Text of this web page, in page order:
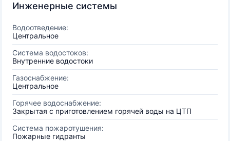
Инженерные системы
Водоотведение:
Центральное
Система водостоков:
Внутренние водостоки
Газоснабжение:
Центральное
Горячее водоснабжение:
Закрытая с приготовлением горячей воды на ЦТП
Система пожаротушения:
Пожарные гидранты